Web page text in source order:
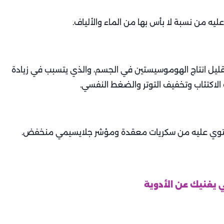
من نسبة لا بأس بها من الماء والألياف.
انتاج الهوموسيستين في الجسم، والذي يتسبب في زيادة
الاكتئاب وتخفيف التوتر والضغط النفسي.
عليه من سكريات معقدة ومؤشر جلايسيمي منخفض.